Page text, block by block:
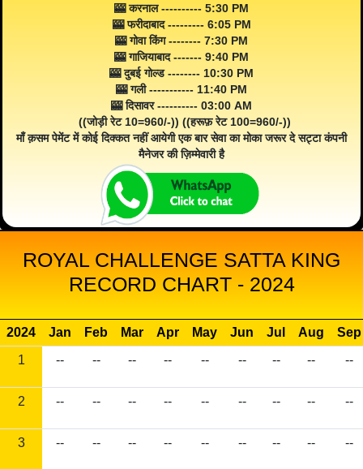
🎰 करनाल ---------- 5:30 PM
🎰 फरीदाबाद --------- 6:05 PM
🎰 गोवा किंग -------- 7:30 PM
🎰 गाजियाबाद ------- 9:40 PM
🎰 दुबई गोल्ड -------- 10:30 PM
🎰 गली ----------- 11:40 PM
🎰 दिसावर ---------- 03:00 AM
((जोड़ी रेट 10=960/-)) ((हरूफ़ रेट 100=960/-))
माँ क़सम पेमेंट में कोई दिक्कत नहीं आयेगी एक बार सेवा का मोका जरूर दे सट्टा कंपनी
मैनेजर की ज़िम्मेवारी है
ROYAL CHALLENGE SATTA KING
RECORD CHART - 2024
2024 Jan Feb Mar Apr May Jun Jul Aug
Sep
1
-- -- -- -- -- -- -- -- --
2 -- -- -- -- -- -- -- -- --
3 -- -- -- -- -- -- -- -- --